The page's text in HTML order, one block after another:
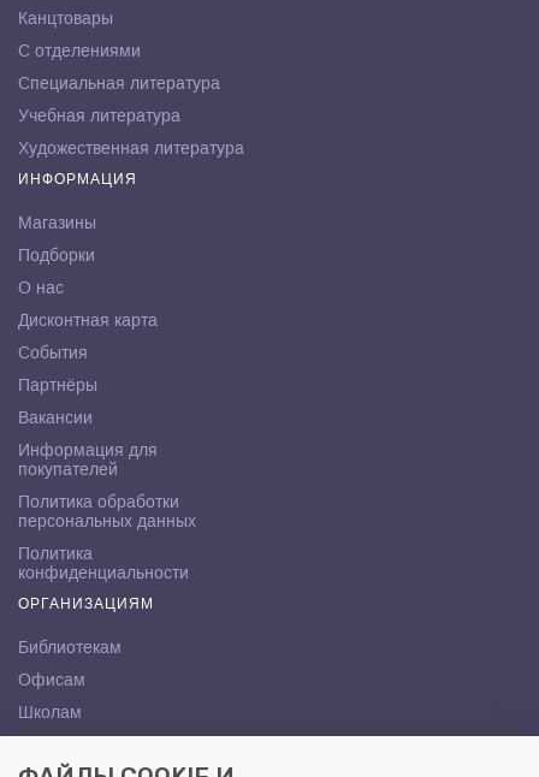
Канцтовары
С отделениями
Специальная литература
Учебная литература
Художественная литература
ИНФОРМАЦИЯ
Магазины
Подборки
О нас
Дисконтная карта
События
Партнёры
Вакансии
Информация для
покупателей
Политика обработки
персональных данных
Политика
конфиденциальности
ОРГАНИЗАЦИЯМ
Библиотекам
Офисам
Школам